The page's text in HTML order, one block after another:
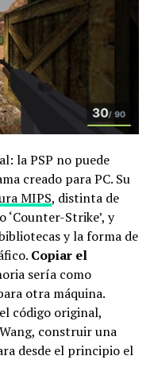
la PSP no puede
creado para PC. Su
MIPS, distinta de
‘Counter-Strike’, y
y la forma de
Copiar el
sería como
otra máquina.
código original,
construir una
desde el principio el